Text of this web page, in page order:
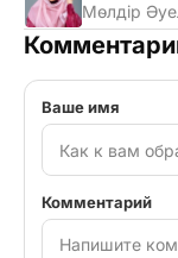
Мөлдір
Ваше имя
Комментарий